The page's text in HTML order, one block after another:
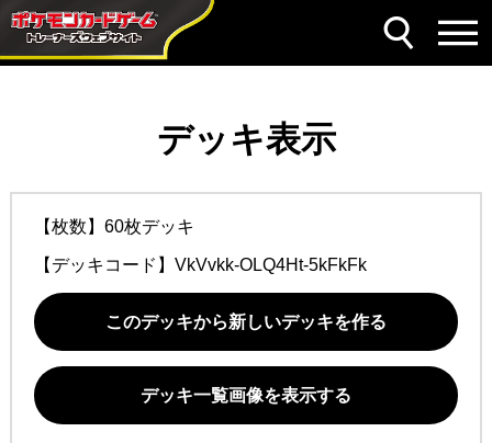
デッキ表示
【枚数】60枚デッキ
【デッキコード】 VkVvkk-OLQ4Ht-5kFkFk
このデッキから新しいデッキを作る
デッキ一覧画像を表示する